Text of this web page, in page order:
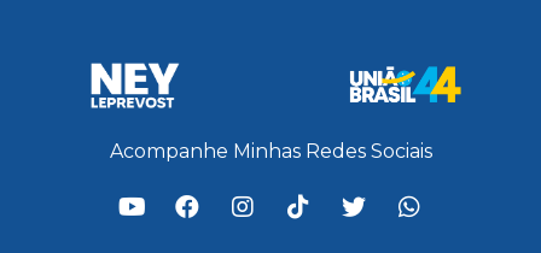
Acompanhe Minhas Redes Sociais